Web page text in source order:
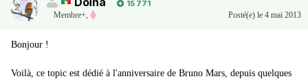
15 771
Membre+,
Posté(e) le 4 mai 2013
Bonjour !
Voilà, ce topic est dédié à l'anniversaire de Bruno Mars, depuis quelques